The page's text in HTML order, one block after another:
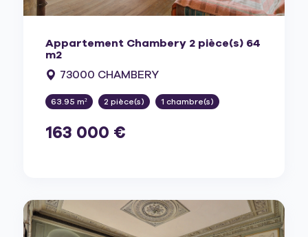
Appartement Chambery 2 pièce(s) 64
m2
73000 CHAMBERY
63.95 m² 2 pièce(s) 1 chambre(s)
163 000 €